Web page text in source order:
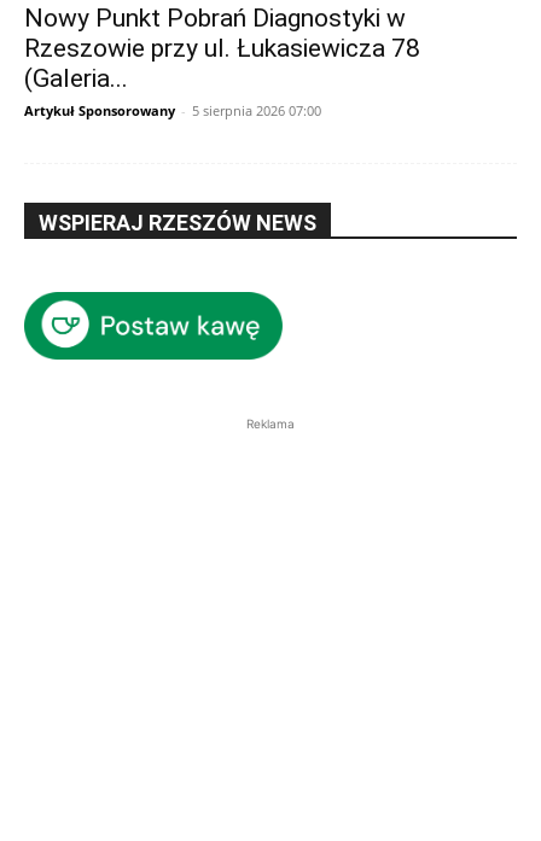
Nowy Punkt Pobrań Diagnostyki w
Rzeszowie przy ul. Łukasiewicza 78
(Galeria...
Artykuł Sponsorowany - 5 sierpnia 2026 07:00
WSPIERAJ RZESZÓW NEWS
Reklama